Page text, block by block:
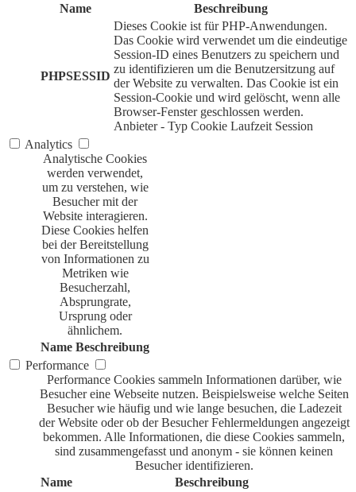
Name
Beschreibung
PHPSESSID
Dieses Cookie ist für PHP-Anwendungen.
Das Cookie wird verwendet um die eindeutige
Session-ID eines Benutzers zu speichern und
zu identifizieren um die Benutzersitzung auf
der Website zu verwalten. Das Cookie ist ein
Session-Cookie und wird gelöscht, wenn alle
Browser-Fenster geschlossen werden.
Anbieter - Typ Cookie Laufzeit Session
Analytics
Analytische Cookies
werden verwendet,
um zu verstehen, wie
Besucher mit der
Website interagieren.
Diese Cookies helfen
bei der Bereitstellung
von Informationen zu
Metriken wie
Besucherzahl,
Absprungrate,
Ursprung oder
ähnlichem.
Name Beschreibung
Performance
Performance Cookies sammeln Informationen darüber, wie
Besucher eine Webseite nutzen. Beispielsweise welche Seiten
Besucher wie häufig und wie lange besuchen, die Ladezeit
der Website oder ob der Besucher Fehlermeldungen angezeigt
bekommen. Alle Informationen, die diese Cookies sammeln,
sind zusammengefasst und anonym - sie können keinen
Besucher identifizieren.
Name
Beschreibung